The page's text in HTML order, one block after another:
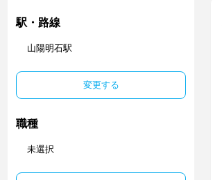
駅・路線
山陽明石駅
変更する
職種
未選択